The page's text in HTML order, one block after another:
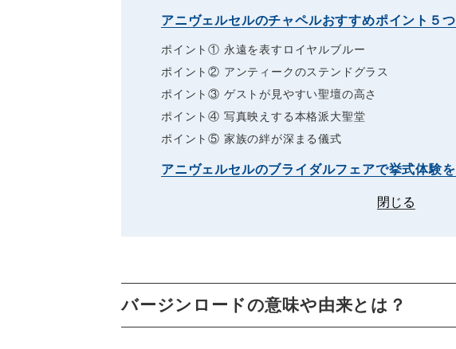
アニヴェルセルのチャペルおすすめポイント５つ
ポイント① 永遠を表すロイヤルブルー
ポイント② アンティークのステンドグラス
ポイント③ ゲストが見やすい聖壇の高さ
ポイント④ 写真映えする本格派大聖堂
ポイント⑤ 家族の絆が深まる儀式
アニヴェルセルのブライダルフェアで挙式体験を
閉じる
バージンロードの意味や由来とは？